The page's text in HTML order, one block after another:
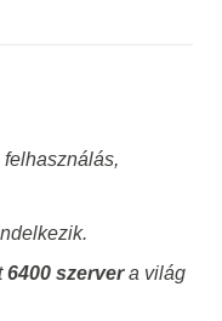
felhasználás,
6400 szervera világ